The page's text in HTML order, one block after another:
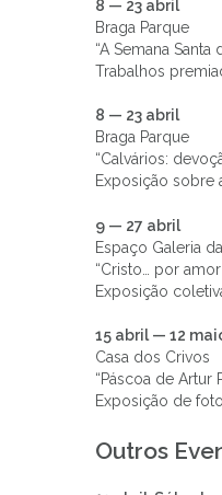
8 — 23 abril
Braga Parque
“A Semana Santa
Trabalhos
8 — 23 abril
Braga Parque
“Calvários:
Exposição sobre
9 — 27 abril
Espaço Galeria
“Cristo… por amor
Exposição
15 abril — 12
Casa dos Crivos
“Páscoa de Artur
Exposição de
Outros